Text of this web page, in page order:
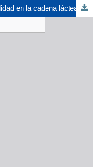
en la cadena láctea